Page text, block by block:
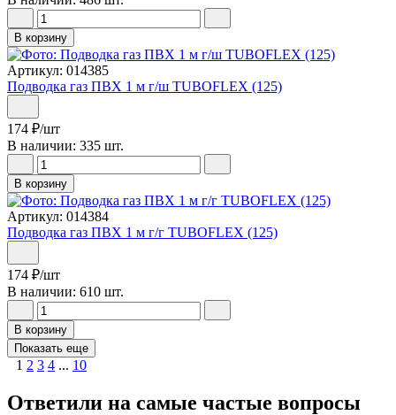
В корзину
Артикул: 014385
Подводка газ ПВХ 1 м г/ш TUBOFLEX (125)
174 ₽/шт
В наличии: 335 шт.
В корзину
Артикул: 014384
Подводка газ ПВХ 1 м г/г TUBOFLEX (125)
174 ₽/шт
В наличии: 610 шт.
В корзину
Показать еще
1 2 3 4 ... 10
Ответили на самые частые вопросы